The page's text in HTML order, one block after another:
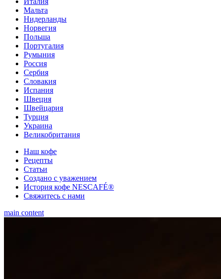
Мальта
Нидерланды
Норвегия
Польша
Португалия
Румыния
Россия
Сербия
Словакия
Испания
Швеция
Швейцария
Турция
Украина
Великобритания
Наш кофе
Рецепты
Cтатьи
Создано с уважением
История кофе NESCAFÉ®
Свяжитесь с нами
main content